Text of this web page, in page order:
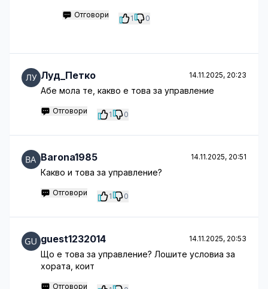
Отговори 1 0
Луд_Петко 14.11.2025, 20:23
Абе мола те, какво е това за управление
Отговори 1 0
Barona1985 14.11.2025, 20:51
Какво и това за управление?
Отговори 1 0
guest1232014 14.11.2025, 20:53
Що е това за управление? Лошите условиа за
хората, коит
Отговори